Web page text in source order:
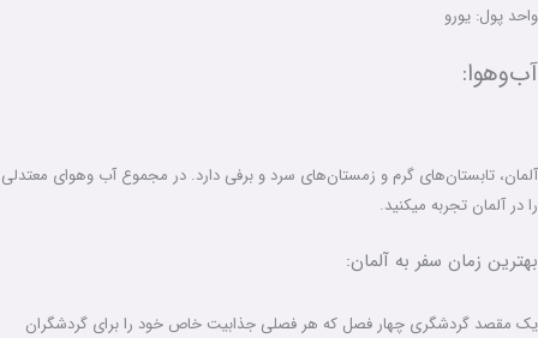
واحد پول: یورو
آب‌و‌هوا:
آلمان، تابستان‌های گرم و زمستان‌های سرد و برفی دارد. در مجموع آب و‌هوای معتدلی
را در آلمان تجربه میکنید.
بهترین زمان سفر به آلمان:
یک مقصد گردشگری چهار فصل که هر فصلی جذابیت خاص خود را برای گردشگران